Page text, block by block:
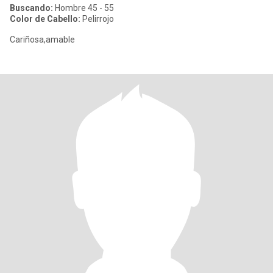
Buscando: Hombre 45 - 55
Color de Cabello: Pelirrojo
Cariñosa,amable